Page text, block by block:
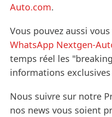
Auto.com.
Vous pouvez aussi
WhatsApp Nextgen-
temps réel les
informations
Nous suivre sur notre
nos news vous soient